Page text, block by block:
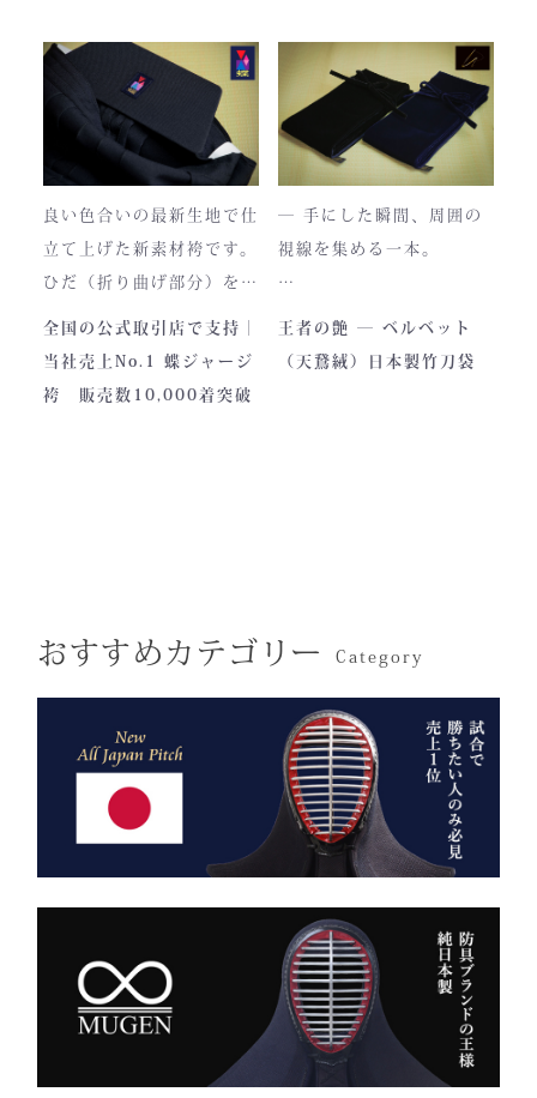
使い込むほどに色は落ち着
き、
あなただけの一着へと育っ
ていきます。
藍が変化していく時間ご
と、お楽しみください。
日本国内でも袴を手がける
職人が数えるほどしかいな
い今、
この袴は、一針一針に魂を
込めて仕立てられた 日本
最高峰の逸品 です。
製作の地は、火の国・熊
ばれた、 純日本製の誇り
生地には、埼玉・武州の老
舗「小島染織」の藍布を使
深みある色合いと、驚くほ
どの軽やかさを兼ね備え、
手にした瞬間、ふわりと温
がりです。
また、日本製の高精度アイ
ロン技術と熟練の縫製によ
良い色合いの最新生地で仕
立て上げた新素材袴です。
ひだ（折り曲げ部分）を縫
い込んでありますので洗濯
しても崩れが少なく簡単に
折りたためます。
全国の公式取引店で支持｜
当社売上No.1 蝶ジャージ
袴 販売数10,000着突破
― 手にした瞬間、周囲の
視線を集める一本。
深く艶めくベルベットの光
沢。
った瞬間、
「何だ、あれは？」と視線
が集まる。
静かに、しかし確実に存在
感を放つ――それがベルベ
派手ではない。だが、圧倒
的にかっこいい。
強い選手ほど、道具にも品
格を求める。その感性に応
える竹刀袋です。
王者の艶 ― ベルベット
（天鵞絨）日本製竹刀袋
おすすめカテゴリー Category